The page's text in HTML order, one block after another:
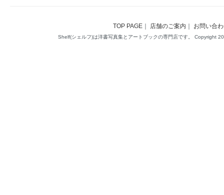
TOP PAGE 店舗のご案内 お問い合
Shelf(シェルフ)は洋書写真集とアートブックの専門店です。 Copyright